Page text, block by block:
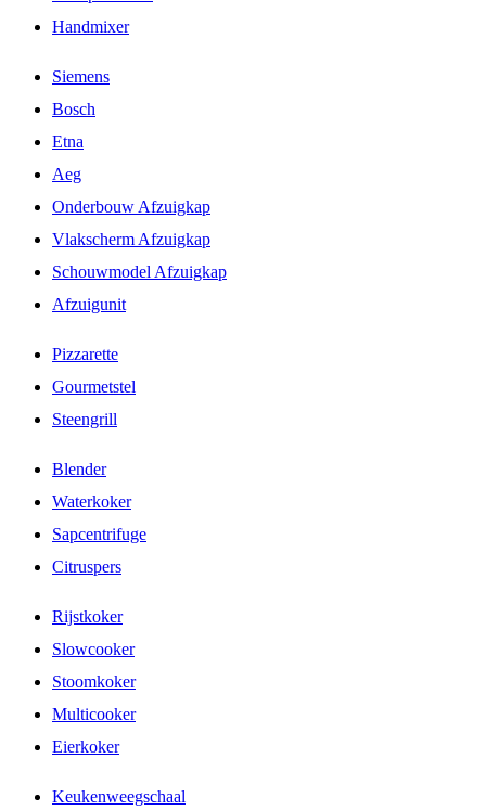
Handmixer
Siemens
Bosch
Etna
Aeg
Onderbouw Afzuigkap
Vlakscherm Afzuigkap
Schouwmodel Afzuigkap
Afzuigunit
Pizzarette
Gourmetstel
Steengrill
Blender
Waterkoker
Sapcentrifuge
Citruspers
Rijstkoker
Slowcooker
Stoomkoker
Multicooker
Eierkoker
Keukenweegschaal